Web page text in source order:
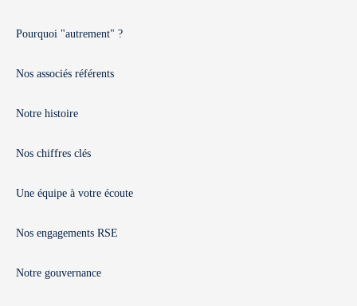
Pourquoi "autrement" ?
Nos associés référents
Notre histoire
Nos chiffres clés
Une équipe à votre écoute
Nos engagements RSE
Notre gouvernance